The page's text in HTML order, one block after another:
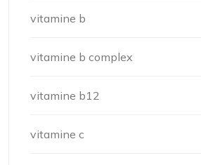
vitamine b
vitamine b complex
vitamine b12
vitamine c